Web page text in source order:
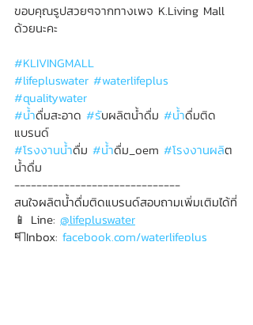
ขอบคุณรูปสวยๆจากทางเพจ K.Living Mall
ด้วยนะคะ
#KLIVINGMALL
#lifepluswater #waterlifeplus
#qualitywater
#น้ำดื่มสะอาด #รับผลิตน้ำดื่ม #น้ำดื่มติด
แบรนด์
#โรงงานน้ำดื่ม #น้ำดื่ม_oem #โรงงานผลิต
น้ำดื่ม
------------------------------
สนใจผลิตน้ำดื่มติดแบรนด์สอบถามเพิ่มเติมได้ที่
📱 Line: @lifepluswater
📮Inbox: facebook.com/waterlifeplus